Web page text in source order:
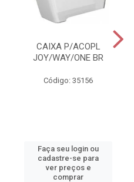
CAIXA P/ACOPL
JOY/WAY/ONE BR
Código: 35156
Faça seu login ou
cadastre-se para
ver preços e
comprar